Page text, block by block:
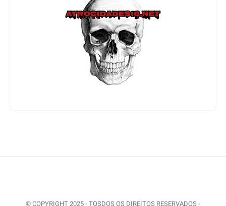
© COPYRIGHT 2025 - TOSDOS OS DIREITOS RESERVADOS -